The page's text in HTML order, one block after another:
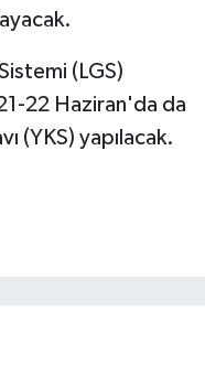
(LGS)
22 Haziran'da da
(YKS) yapılacak.